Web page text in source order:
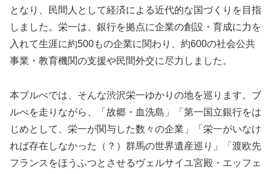
となり、民間人として経済による近代的な国づくりを目指
しました。栄一は、銀行を拠点に企業の創設・育成に力を
入れて生涯に約500もの企業に関わり、約600の社会公共
事業・教育機関の支援や民間外交に尽力しました。
本ブルべでは、そんな渋沢栄一ゆかりの地を巡ります。ブ
ルべを走りながら、「故郷・血洗島」「第一国立銀行をは
じめとして、栄一が関与した数々の企業」「栄一がいなけ
れば存在しなかった（？）群馬の世界遺産巡り」「渡欧先
フランスをほうふつとさせるヴェルサイユ宮殿・エッフェ